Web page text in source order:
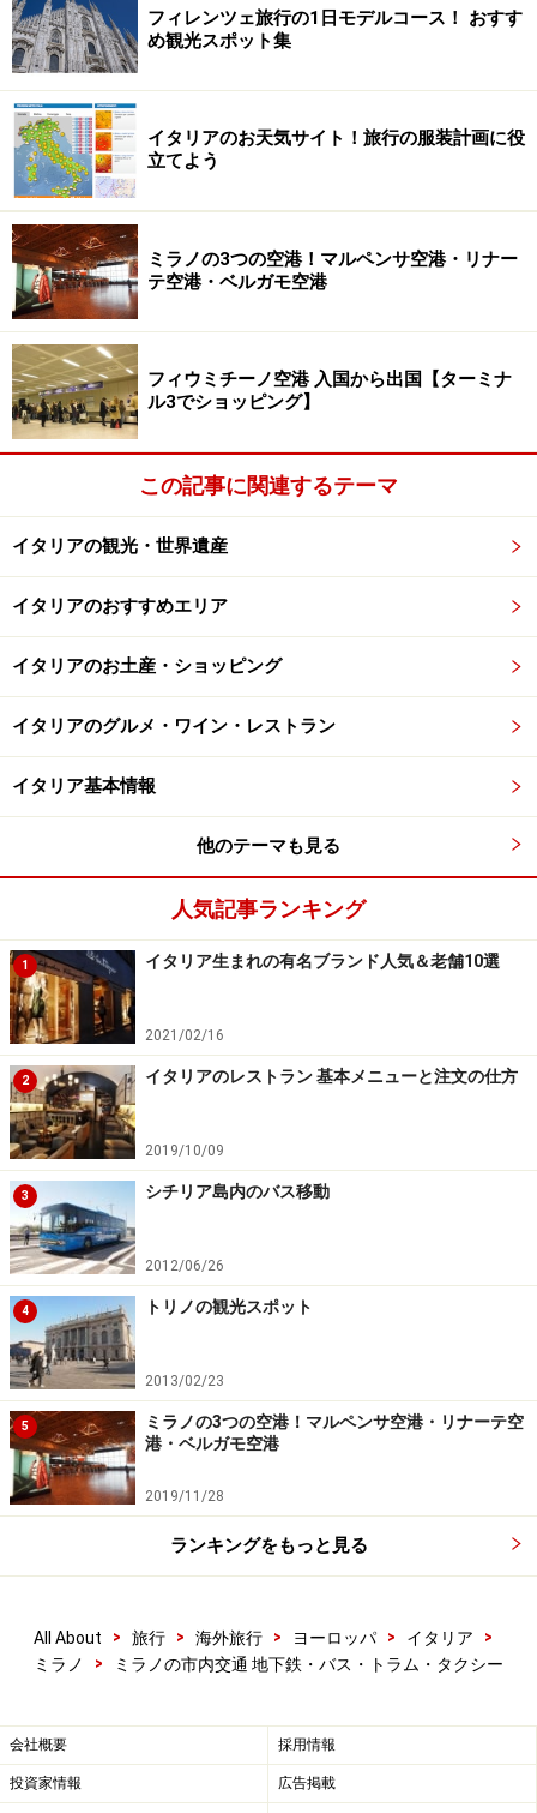
す。
PDFをスマホにダウンロードしておこう！
■1号線＝赤
ショッピングのメッカ、San Babila（サン・バビラ）や
Duomo（ドゥオモ）、また、スフォルツェルコ城に近い
Cairoli（カイローリ）などに停車します。
■2号線＝緑
ミラノ中央駅Centrale FS （チェントラーレ）やGaribaldi
FS （ガリバルディ）、「最後の晩餐」へのCadrna （カ
ドルナ）へは、こちらに乗車。人気エリアのナヴィリオ
へは、Porta Genova FS（ポルタ・ジェノバ）からアクセ
■3号線＝黄
やDuomo（ドゥオモ）に停車します。
ミラノの市内交通（地下鉄・バス・トラ
ム）その２～ルートの調べ方
シンプルな地下鉄と比べて、バスとトラムは路線が数十
本以上！”乗り換え案内”を利用するのが得策です。
使い方は日本の乗り換え案内アプリとほぼ同じです。
地下鉄・バス・トラム乗り換え案内サイト（英語）
使い方は日本の乗り換え案内アプリとほぼ同じ。マップ
上の出発地／目的地をクリックもしくは入力し、日時や
MAXの徒歩時間などを入力すれば、
ルートをマップ上に提示
ほか、所要時間や料金、乗り場もわかりやすく表示され
ます。
ミラノの市内交通（地下鉄・バス・トラ
ム）その３～チケット（切符）の種類と買
い方
地下鉄・バス・トラムのチケットは共通。駅の自動販売
＞＞＞ミラノの公共交通を運営するATMのオフィシャル
アプリ の解説ページ（イタリア語のみ）
フィレンツェ旅行の1日モデルコース！ おすす
め観光スポット集
イタリアのお天気サイト！旅行の服装計画に役
立てよう
ミラノの3つの空港！マルペンサ空港・リナー
テ空港・ベルガモ空港
フィウミチーノ空港 入国から出国【ターミナ
ル3でショッピング】
この記事に関連するテーマ
イタリアの観光・世界遺産
イタリアのおすすめエリア
イタリアのお土産・ショッピング
イタリアのグルメ・ワイン・レストラン
イタリア基本情報
他のテーマも見る
人気記事ランキング
1 イタリア生まれの有名ブランド人気＆老舗10選
2021/02/16
2 イタリアのレストラン 基本メニューと注文の仕方
2019/10/09
3 シチリア島内のバス移動
2012/06/26
4 トリノの観光スポット
2013/02/23
5
ミラノの3つの空港！マルペンサ空港・リナーテ空
港・ベルガモ空港
2019/11/28
ランキングをもっと見る
All About > 旅行 > 海外旅行 > ヨーロッパ > イタリア
>
ミラノ
> ミラノの市内交通 地下鉄・バス・トラム・タクシー
会社概要 採用情報
投資家情報 広告掲載